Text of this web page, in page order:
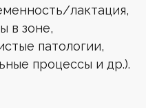
лактация,
в зоне,
патологии,
процессы и др.).